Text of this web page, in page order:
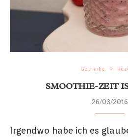
Getränke
SMOOTHIE-ZEIT
26/03/2016
Irgendwo habe ich es